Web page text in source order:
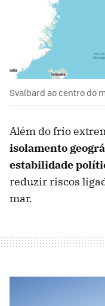
Svalbard ao centro do
Além do frio
isolamento
estabilidade
reduzir riscos
mar.